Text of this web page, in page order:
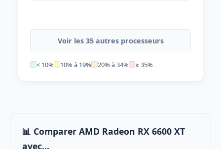
Voir les 35 autres processeurs
< 10% 10% à 19% 20% à 34% ≥ 35%
📊 Comparer AMD Radeon RX 6600 XT
avec...